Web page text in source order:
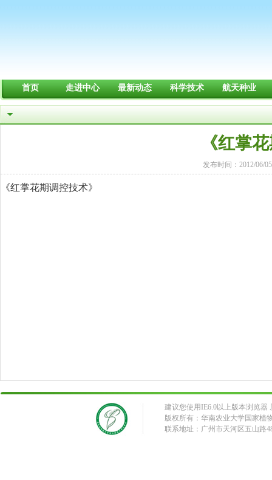
首页 走进中心 最新动态 科学技术 航天种业
《红掌
发布时间：2012/06/05
《红掌花期调控技术》
建议您使用IE6.0以上版本浏览器
版权所有：华南农业大学国家植
联系地址：广州市天河区五山路